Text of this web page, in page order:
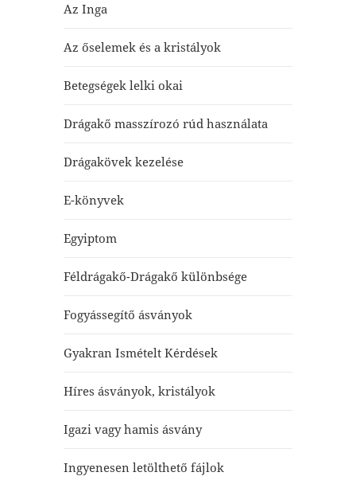
Az Inga
Az őselemek és a kristályok
Betegségek lelki okai
Drágakő masszírozó rúd használata
Drágakövek kezelése
E-könyvek
Egyiptom
Féldrágakő-Drágakő különbsége
Fogyássegítő ásványok
Gyakran Ismételt Kérdések
Híres ásványok, kristályok
Igazi vagy hamis ásvány
Ingyenesen letölthető fájlok